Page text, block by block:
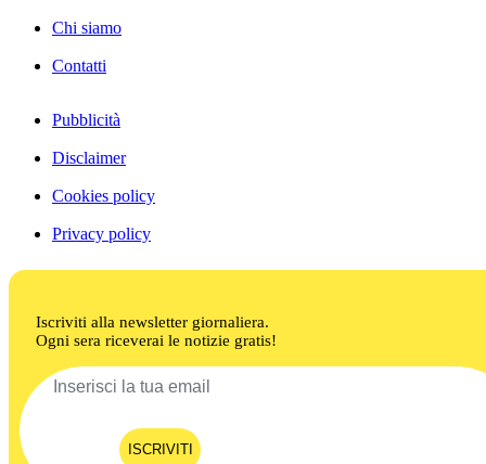
Chi siamo
Contatti
Pubblicità
Disclaimer
Cookies policy
Privacy policy
Iscriviti alla newsletter giornaliera.
Ogni sera riceverai le notizie gratis!
ISCRIVITI